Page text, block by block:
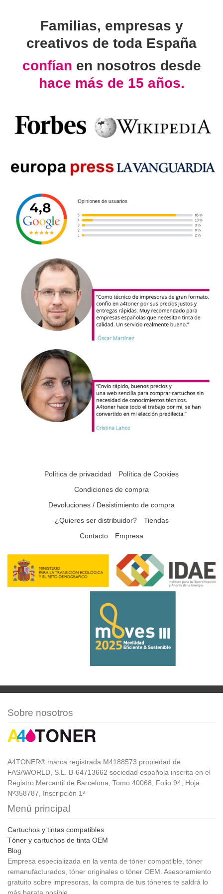
Familias, empresas y
creativos de toda España
confían en nosotros desde
hace más de 15 años.
Política de privacidad
Política de Cookies
Condiciones de compra
Devoluciones / Desistimiento de compra
¿Quieres ser distribuidor?
Tiendas
Contacto
Empresa
Sobre nosotros
A4TONER® marca registrada M4188573 propiedad de
FASAWORLD, S.L. B-64713662 sociedad española inscrita en el
Registro Mercantil de Barcelona, Tomo 40068, Folio 94, Hoja
Nº358787, Inscripción 1ª
Menú principal
Cartuchos y tintas compatibles
Tóner y cartuchos de tinta OEM
Blog
Empresa especializada en la venta de tóner compatible, tóner
remanufacturados, tóner originales o tóner OEM. Asesoramiento
gratuito sobre impresoras, la compra de tus tóneres te saldrá lo
más barata posible.